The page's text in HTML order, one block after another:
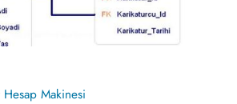
Hesap Makinesi